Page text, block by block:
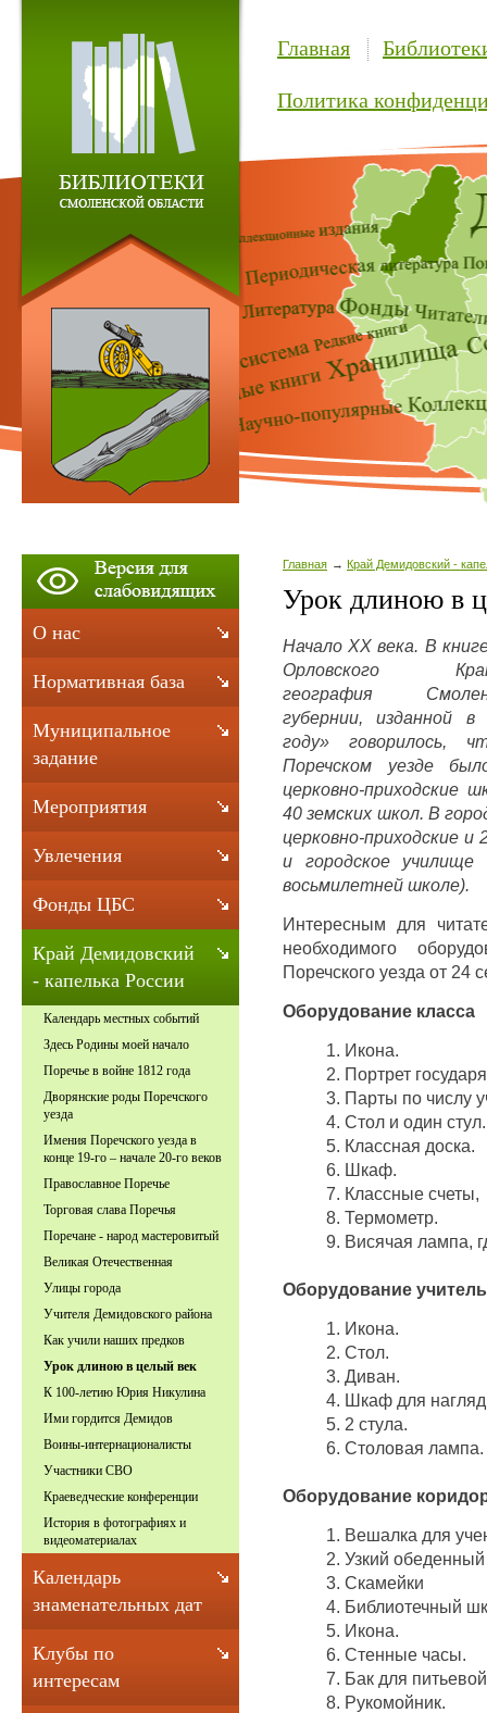
Главная
Политика
Главная Край Демидовский -
Урок длиною в
Начало XX века. B
Орловского
география
губернии,
изданной в
году» говорилось,
Поречском уезде
церковно-приходские
40 земских школ. В
церковно-приходские
и городское училище
восьмилетней школе).
Интересным для
необходимого
Поречского уезда от 24
Оборудование класса
1. Икона.
2. Портрет
3. Парты по числу
4. Стол и один стул.
5. Классная доска.
6. Шкаф.
7. Классные счеты,
8. Термометр.
9. Висячая лампа,
Оборудование
1. Икона.
2. Стол.
3. Диван.
4. Шкаф для
5. 2 стула.
6. Столовая лампа.
Оборудование
1. Вешалка для
2. Узкий
3. Скамейки
4. Библиотечный
5. Икона.
6. Стенные часы.
7. Бак для
8. Рукомойник.
О нас
Нормативная база
Муниципальное
задание
Мероприятия
Увлечения
Фонды ЦБС
Край Демидовский
- капелька России
Календарь местных событий
Здесь Родины моей начало
Поречье в войне 1812 года
Дворянские роды Поречского
уезда
Имения Поречского уезда в
конце 19-го – начале 20-го веков
Православное Поречье
Торговая слава Поречья
Поречане - народ мастеровитый
Великая Отечественная
Улицы города
Учителя Демидовского района
Как учили наших предков
Урок длиною в целый век
К 100-летию Юрия Никулина
Ими гордится Демидов
Воины-интернационалисты
Участники СВО
Краеведческие конференции
История в фотографиях и
видеоматериалах
Календарь
знаменательных дат
Клубы по
интересам